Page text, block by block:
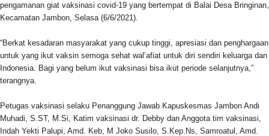
pengamanan giat vaksinasi covid-19 yang bertempat di Balai Desa Bringinan,
Kecamatan Jambon, Selasa (6/6/2021).
“Berkat kesadaran masyarakat yang cukup tinggi, apresiasi dan penghargaan
untuk yang ikut vaksin semoga sehat wal’afiat untuk diri sendiri keluarga dan
Indonesia. Bagi yang belum ikut vaksinasi bisa ikut periode selanjutnya,”
terangnya.
Petugas vaksinasi selaku Penanggung Jawab Kapuskesmas Jambon Andi
Muhadi, S.ST, M.Si, Katim vaksinasi dr. Debby dan Anggota tim vaksinasi,
Indah Yekti Palupi, Amd. Keb, M Joko Susilo, S.Kep.Ns, Samroatul, Amd.